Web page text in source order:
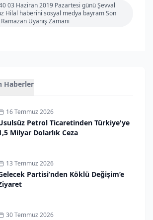
03 Haziran 2019 Pazartesi günü Şevval
Hilal haberini sosyal medya bayram Son
Uyanış Zamanı
Haberler
16 Temmuz 2026
Petrol Ticaretinden Türkiye'ye
Milyar Dolarlık Ceza
13 Temmuz 2026
Partisi’nden Köklü Değişim’e
30 Temmuz 2026